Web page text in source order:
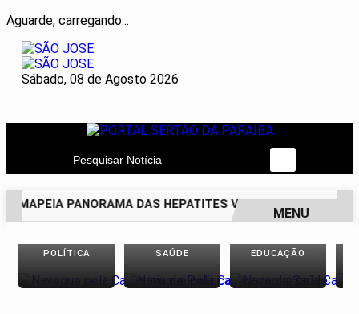
Aguarde, carregando...
Sábado, 08 de Agosto 2026
Pesquisar Notícia
MAPEIA PANORAMA DAS HEPATITES VIRAIS NO BRASIL
EM ALTA
MENU
POLÍTICA SAÚDE EDUCAÇÃO